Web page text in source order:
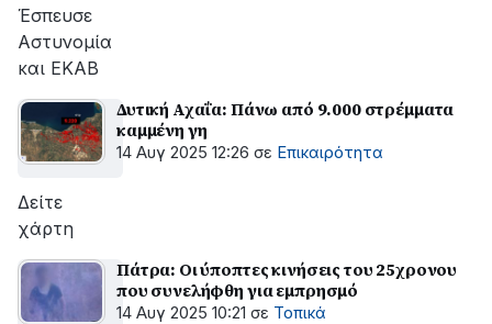
Έσπευσε
Αστυνομία
και ΕΚΑΒ
Δυτική Αχαΐα: Πάνω από 9.000 στρέμματα
καμμένη γη
14 Αυγ 2025 12:26 σε Επικαιρότητα
Δείτε
χάρτη
Πάτρα: Οι ύποπτες κινήσεις του 25χρονου
που συνελήφθη για εμπρησμό
14 Αυγ 2025 10:21 σε Τοπικά